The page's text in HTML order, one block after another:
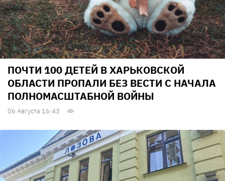
ПОЧТИ 100 ДЕТЕЙ В ХАРЬКОВСКОЙ
ОБЛАСТИ ПРОПАЛИ БЕЗ ВЕСТИ С НАЧАЛА
ПОЛНОМАСШТАБНОЙ ВОЙНЫ
06 Августа 16:43